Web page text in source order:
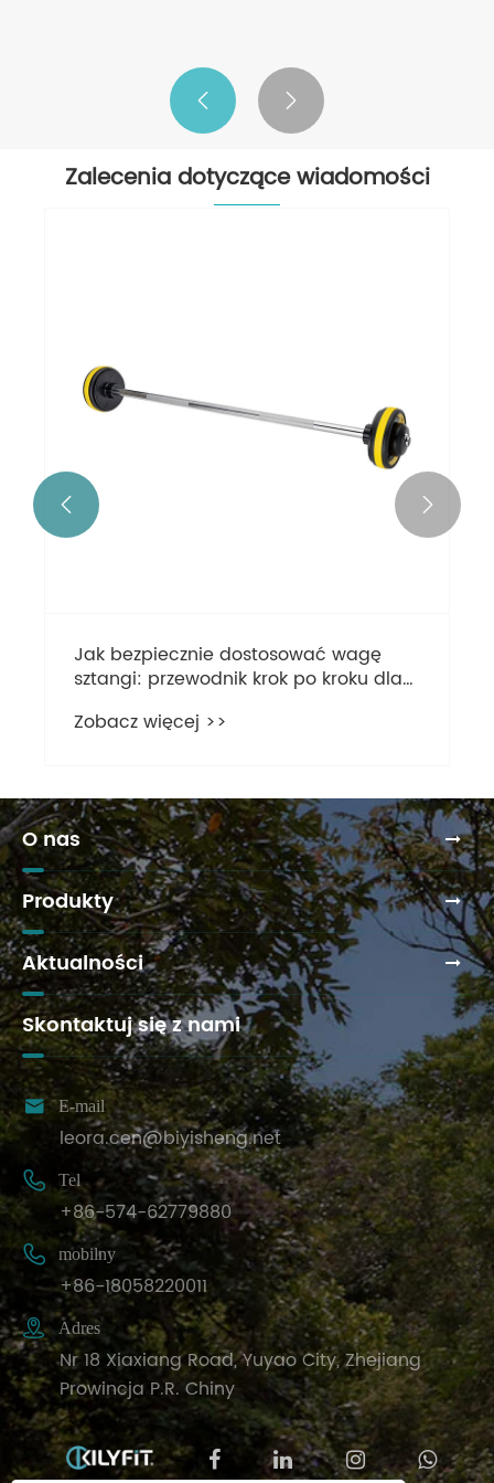
 
Zalecenia dotyczące wiadomości
Jak bezpiecznie dostosować wagę
sztangi: przewodnik krok po kroku dla
Zobacz więcej >>
 
O nas
Produkty
Aktualności
Skontaktuj się z nami
 E-mail
leora.cen@biyisheng.net
 Tel
+86-574-62779880
 mobilny
+86-18058220011
 Adres
Nr 18 Xiaxiang Road, Yuyao City, Zhejiang
Prowincja P.R. Chiny